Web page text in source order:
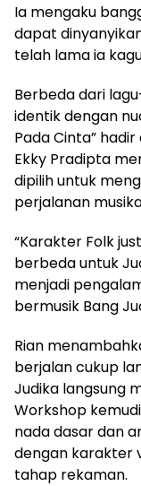
Ia mengaku
dapat
telah lama ia
Berbeda dari
identik dengan
Pada Cinta”
Ekky Pradipta
dipilih untuk
perjalanan
“Karakter Folk
berbeda untuk
menjadi
bermusik Bang
Rian
berjalan cukup
Judika langsung
Workshop
nada dasar dan
dengan karakter
tahap rekaman.